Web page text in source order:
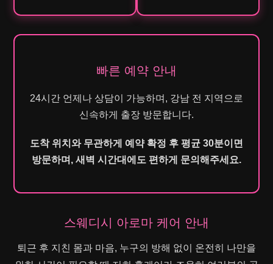
빠른 예약 안내
24시간 언제나 상담이 가능하며, 강남 전 지역으로
신속하게 출장 방문합니다.
도착 위치와 무관하게 예약 확정 후 평균 30분이면
방문하며, 새벽 시간대에도 편하게 문의해주세요.
스웨디시 아로마 케어 안내
퇴근 후 지친 몸과 마음, 누구의 방해 없이 온전히 나만을